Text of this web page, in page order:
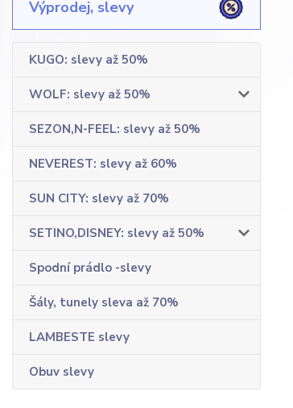
Výprodej, slevy
KUGO: slevy až 50%
WOLF: slevy až 50%
SEZON,N-FEEL: slevy až 50%
NEVEREST: slevy až 60%
SUN CITY: slevy až 70%
SETINO,DISNEY: slevy až 50%
Spodní prádlo -slevy
Šály, tunely sleva až 70%
LAMBESTE slevy
Obuv slevy